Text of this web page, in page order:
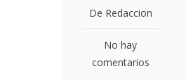
De Redaccion
No hay
comentarios